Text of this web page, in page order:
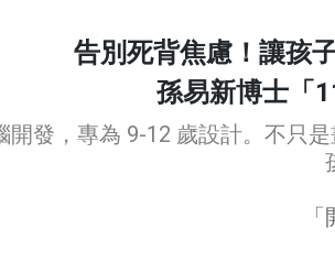
告別死背焦慮！讓孩
孫易新博士「
開發，專為 9-12 歲設計。不只